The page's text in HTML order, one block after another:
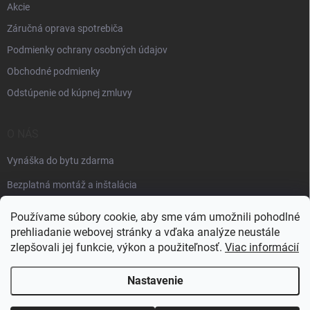
Používame súbory cookie, aby sme vám umožnili pohodlné
prehliadanie webovej stránky a vďaka analýze neustále
zlepšovali jej funkcie, výkon a použiteľnosť. Viac informácií
Nastavenie
Akcie
Záručná oprava spotrebiča
Podmienky ochrany osobných údajov
Obchodné podmienky
Odstúpenie od kúpnej zmluvy
Vynáška do bytu zdarma
Bezplatná montáž a inštalácia